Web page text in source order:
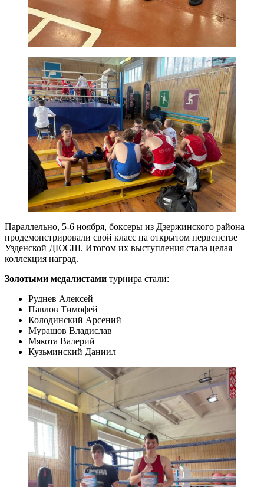
Параллельно, 5-6 ноября, боксеры из Дзержинского района
продемонстрировали свой класс на открытом первенстве
Узденской ДЮСШ. Итогом их выступления стала целая
коллекция наград.
Золотыми медалистами турнира стали:
Руднев Алексей
Павлов Тимофей
Колодинский Арсений
Мурашов Владислав
Мякота Валерий
Кузьминский Даниил